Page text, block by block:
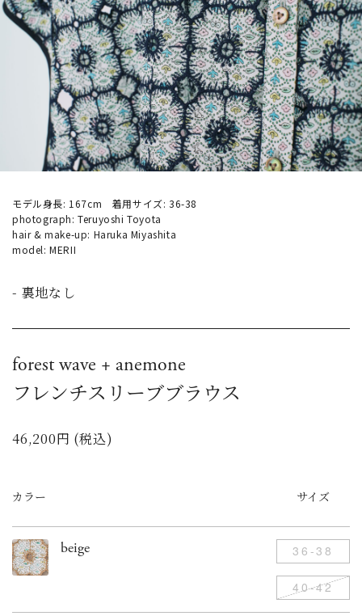
モデル身長: 167cm 着用サイズ: 36-38
photograph: Teruyoshi Toyota
hair & make-up: Haruka Miyashita
model: MERII
- 裏地なし
forest wave + anemone
フレンチスリーブブラウス
46,200円 (税込)
カラー サイズ
beige 36-38
40-42